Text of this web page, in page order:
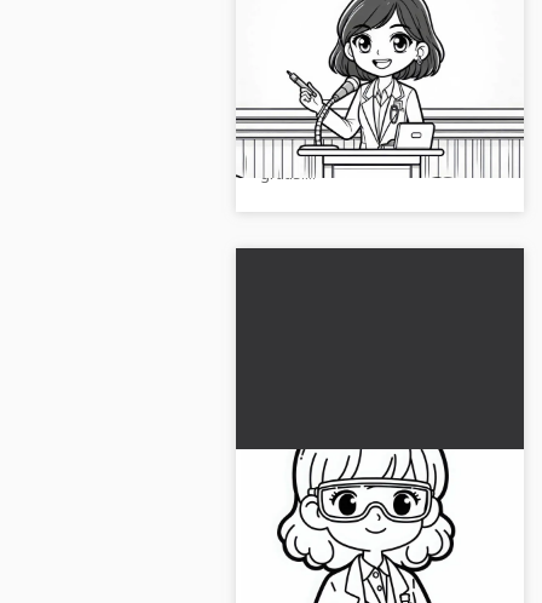
Scienziata in conferenza
di fronte al pubblico –
Disegno da colorare
gratuito
Vivi il mondo della scienziata
durante una conferenza. Scarica
ora il disegno da colorare
gratis!...
Scienziata con occhiali
protettivi e camice da
laboratorio disegno da
colorare gratis
Scarica ora il disegno da colorare
di una scienziata! Scarica